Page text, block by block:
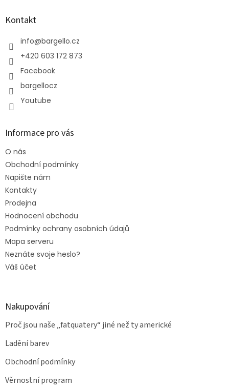
Kontakt
info@bargello.cz
+420 603 172 873
Facebook
bargellocz
Youtube
Informace pro vás
O nás
Obchodní podmínky
Napište nám
Kontakty
Prodejna
Hodnocení obchodu
Podmínky ochrany osobních údajů
Mapa serveru
Neznáte svoje heslo?
Váš účet
Nakupování
Proč jsou naše „fatquatery“ jiné než ty americké
Ladění barev
Obchodní podmínky
Věrnostní program